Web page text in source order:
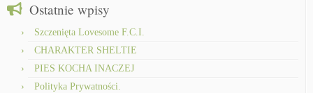
Ostatnie wpisy
Szczenięta Lovesome F.C.I.
CHARAKTER SHELTIE
PIES KOCHA INACZEJ
Polityka Prywatności.